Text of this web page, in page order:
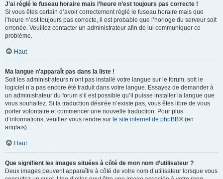
J’ai réglé le fuseau horaire mais l’heure n’est toujours pas correcte !
Si vous êtes certain d’avoir correctement réglé le fuseau horaire mais que
l’heure n’est toujours pas correcte, il est probable que l’horloge du serveur soit
erronée. Veuillez contacter un administrateur afin de lui communiquer ce
problème.
Haut
Ma langue n’apparaît pas dans la liste !
Soit les administrateurs n’ont pas installé votre langue sur le forum, soit le
logiciel n’a pas encore été traduit dans votre langue. Essayez de demander à
un administrateur du forum s’il est possible qu’il puisse installer la langue que
vous souhaitez. Si la traduction désirée n’existe pas, vous êtes libre de vous
porter volontaire et commencer une nouvelle traduction. Pour plus
d’informations, veuillez vous rendre sur le site internet de phpBB® (en
anglais).
Haut
Que signifient les images situées à côté de mon nom d’utilisateur ?
Deux images peuvent apparaître à côté de votre nom d’utilisateur lorsque vous